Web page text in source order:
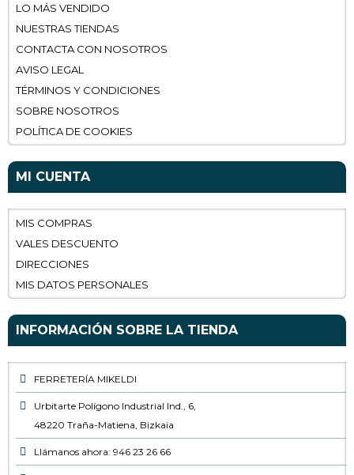
LO MÁS VENDIDO
NUESTRAS TIENDAS
CONTACTA CON NOSOTROS
AVISO LEGAL
TÉRMINOS Y CONDICIONES
SOBRE NOSOTROS
POLÍTICA DE COOKIES
MI CUENTA
MIS COMPRAS
VALES DESCUENTO
DIRECCIONES
MIS DATOS PERSONALES
INFORMACIÓN SOBRE LA TIENDA
FERRETERÍA MIKELDI
Urbitarte Polígono Industrial Ind., 6,
48220 Traña-Matiena, Bizkaia
Llámanos ahora: 946 23 26 66